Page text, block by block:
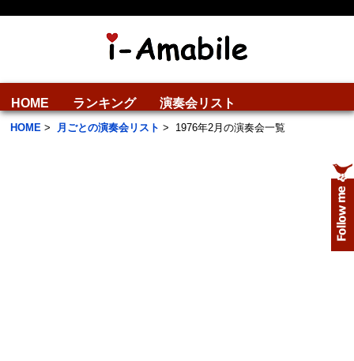
HOME ランキング 演奏会リスト
HOME > 月ごとの演奏会リスト > 1976年2月の演奏会一覧